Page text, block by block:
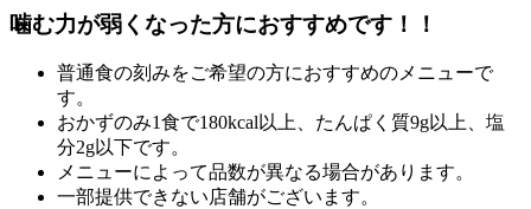
噛む力が弱くなった方におすすめです！！
普通食の刻みをご希望の方におすすめのメニューで
す。
おかずのみ1食で180kcal以上、たんぱく質9g以上、塩
分2g以下です。
メニューによって品数が異なる場合があります。
一部提供できない店舗がございます。